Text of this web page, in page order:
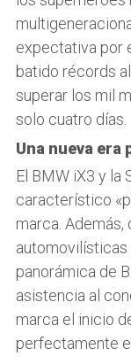
expectativa por
batido récords
superar los mil
solo cuatro días.
Una nueva era
El BMW iX3 y la
característico
marca.
automovilísticas
panorámica de
asistencia al
marca el inicio
perfectamente